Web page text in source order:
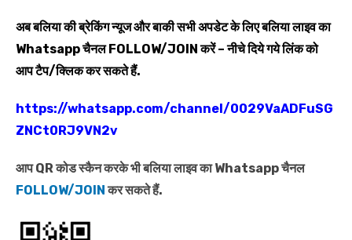
अब बलिया की ब्रेकिंग न्यूज और बाकी सभी अपडेट के लिए बलिया लाइव का
WhatsappचैनलFOLLOW/JOINकरें – नीचे दिये गये लिंक को
आप टैप/क्लिक कर सकते हैं.
https://whatsapp.com/channel/0029VaADFuSG
ZNCt0RJ9VN2v
आप QR कोड स्कैन करके भी बलिया लाइव का Whatsapp चैनल
FOLLOW/JOINकर सकते हैं.